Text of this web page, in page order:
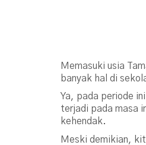
Memasuki usia
banyak hal di
Ya, pada periode
terjadi pada masa
kehendak.
Meski demikian,